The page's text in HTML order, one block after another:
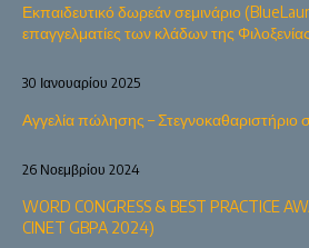
Εκπαιδευτικό δωρεάν σεμινάριο
επαγγελματίες των κλάδων της
Αγγελία πώλησης – Στεγνοκαθαριστήριο
30 Ιανουαρίου 2025
WORD CONGRESS & BEST PRACTICE
CINET GBPA 2024)
26 Νοεμβρίου 2024